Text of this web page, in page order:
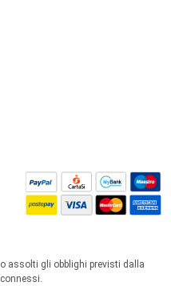
assolti gli obblighi previsti dalla